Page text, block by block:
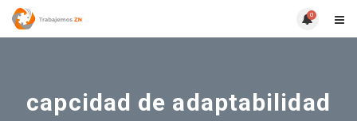
0
capcidad de adaptabilidad